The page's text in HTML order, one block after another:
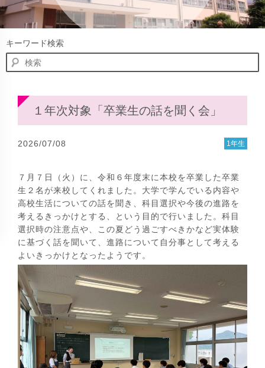
キーワード検索
１年次対象「卒業生の話を聞く会」
2026/07/08 1年生
７月７日（火）に、令和６年度末に本校を卒業した卒業
生２名が来校してくれました。大学で学んでいる内容や
高校生活についての話を聞き、科目選択や今後の進路を
考えるきっかけとする、という目的で行いました。科目
選択時の注意点や、この夏どう過ごすべきかなど実体験
に基づく話を聞いて、進路について自分事として考える
よいきっかけとなったようです。